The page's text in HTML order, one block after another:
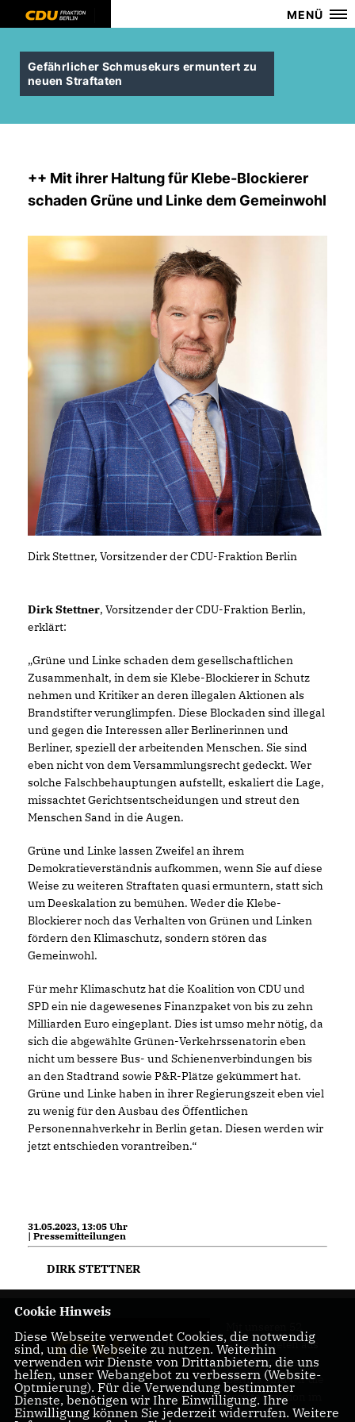
MENÜ
Gefährlicher Schmusekurs ermuntert zu
neuen Straftaten
++ Mit ihrer Haltung für Klebe-Blockierer
schaden Grüne und Linke dem Gemeinwohl
Dirk Stettner, Vorsitzender der CDU-Fraktion Berlin
Dirk Stettner, Vorsitzender der CDU-Fraktion Berlin,
erklärt:
Grüne und Linke schaden dem gesellschaftlichen
Zusammenhalt, in dem sie Klebe-Blockierer in Schutz
nehmen und Kritiker an deren illegalen Aktionen als
Brandstifter verunglimpfen. Diese Blockaden sind illegal
und gegen die Interessen aller Berlinerinnen und
Berliner, speziell der arbeitenden Menschen. Sie sind
eben nicht von dem Versammlungsrecht gedeckt. Wer
solche Falschbehauptungen aufstellt, eskaliert die Lage,
missachtet Gerichtsentscheidungen und streut den
Menschen Sand in die Augen.
Grüne und Linke lassen Zweifel an ihrem
Demokratieverständnis aufkommen, wenn Sie auf diese
Weise zu weiteren Straftaten quasi ermuntern, statt sich
um Deeskalation zu bemühen. Weder die Klebe-
Blockierer noch das Verhalten von Grünen und Linken
fördern den Klimaschutz, sondern stören das
Gemeinwohl.
Für mehr Klimaschutz hat die Koalition von CDU und
SPD ein nie dagewesenes Finanzpaket von bis zu zehn
Milliarden Euro eingeplant. Dies ist umso mehr nötig, da
sich die abgewählte Grünen-Verkehrssenatorin eben
nicht um bessere Bus- und Schienenverbindungen bis
an den Stadtrand sowie P&R-Plätze gekümmert hat.
Grüne und Linke haben in ihrer Regierungszeit eben viel
zu wenig für den Ausbau des Öffentlichen
Personennahverkehr in Berlin getan. Diesen werden wir
jetzt entschieden vorantreiben.“
31.05.2023, 13:05 Uhr
| Pressemitteilungen
DIRK STETTNER
Abgeordneten aus
allen Bezirken
Berlins sind wir die
größte Fraktion im
Berliner Abgeordnetenhaus.
Cookie Hinweis
Diese Webseite verwendet Cookies, die notwendig
sind, um die Webseite zu nutzen. Weiterhin
verwenden wir Dienste von Drittanbietern, die uns
helfen, unser Webangebot zu verbessern (Website-
Optmierung). Für die Verwendung bestimmter
Dienste, benötigen wir Ihre Einwilligung. Ihre
Einwilligung können Sie jederzeit widerrufen. Weitere